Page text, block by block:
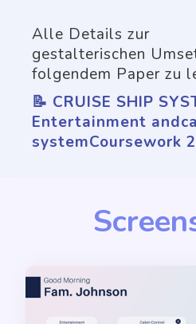
Alle Details zur
gestalterischen
folgendem Paper zu
📝 CRUISE SHIP
Entertainment
systemCoursework 2